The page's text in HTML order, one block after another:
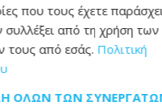
η Λεωφόρος
σε μεγάλο
που ανέβασε
που τους έχετε
από τη χρήση των
τους από εσάς. Πολιτική
ΌΛΩΝ ΤΩΝ